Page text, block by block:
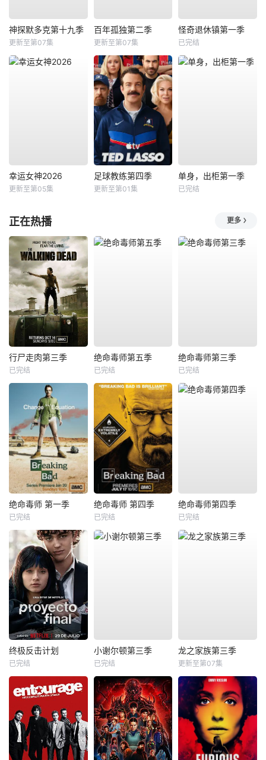
神探默多克第十九季
更新至第07集
百年孤独第二季
更新至第07集
怪奇退休镇第一季
已完结
幸运女神2026
更新至第05集
足球教练第四季
更新至第01集
单身，出柜第一季
已完结
正在热播 更多
行尸走肉第三季
已完结
绝命毒师第五季
已完结
绝命毒师第三季
已完结
绝命毒师 第一季
已完结
绝命毒师 第四季
已完结
绝命毒师第四季
已完结
终极反击计划
已完结
小谢尔顿第三季
已完结
龙之家族第三季
更新至第07集